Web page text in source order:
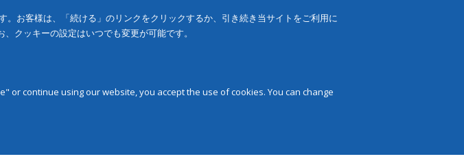
お客様は、「続ける」のリンクをクリックするか、引き続き当サイトをご利用に
クッキーの設定はいつでも変更が可能です。
or continue using our website, you accept the use of cookies. You can change